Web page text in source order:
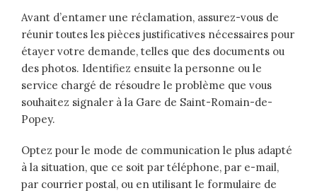
Avant d’entamer une réclamation, assurez-vous de
réunir toutes les pièces justificatives nécessaires pour
étayer votre demande, telles que des documents ou
des photos. Identifiez ensuite la personne ou le
service chargé de résoudre le problème que vous
souhaitez signaler à la Gare de Saint-Romain-de-
Popey.
Optez pour le mode de communication le plus adapté
à la situation, que ce soit par téléphone, par e-mail,
par courrier postal, ou en utilisant le formulaire de